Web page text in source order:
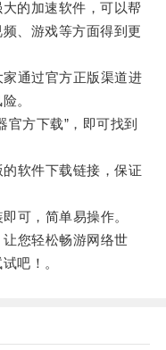
的加速软件，可以帮
、游戏等方面得到更
通过官方正版渠道进
。
方下载”，即可找到
软件下载链接，保证
可，简单易操作。
您轻松畅游网络世
吧！。